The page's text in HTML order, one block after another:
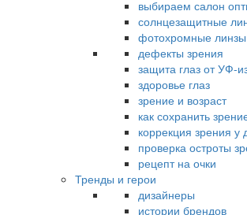
выбираем салон
солнцезащитные
фотохромные линзы
дефекты зрения
защита глаз от УФ-
здоровье глаз
зрение и возраст
как сохранить
коррекция зрения у
проверка остроты
рецепт на очки
Тренды и герои
дизайнеры
истории брендов